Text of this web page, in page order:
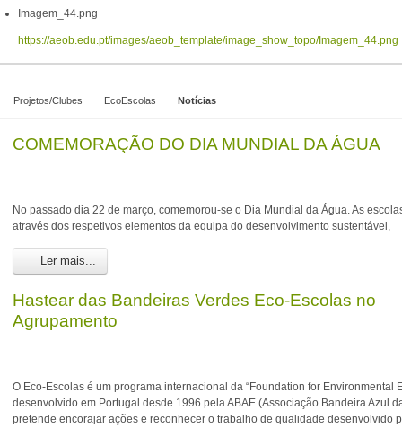
Imagem_44.png
https://aeob.edu.pt/images/aeob_template/image_show_topo/Imagem_44.png
Projetos/Clubes EcoEscolas Notícias
COMEMORAÇÃO DO DIA MUNDIAL DA ÁGUA
No passado dia 22 de março, comemorou-se o Dia Mundial da Água. As
através dos respetivos elementos da equipa do desenvolvimento sustentável,
Ler mais...
Hastear das Bandeiras Verdes Eco-Escolas no
Agrupamento
O Eco-Escolas é um programa internacional da “Foundation for Environmental
desenvolvido em Portugal desde 1996 pela ABAE (Associação Bandeira Azul
pretende encorajar ações e reconhecer o trabalho de qualidade desenvolvido